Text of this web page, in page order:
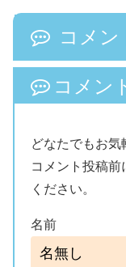
コメン
コメン
どなたでもお気
コメント投稿前
ください。
名前